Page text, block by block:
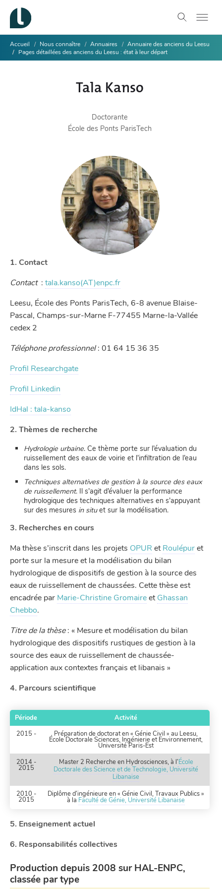
Accueil Nous connaître Annuaires
Annuaire des anciens du Leesu
Pages détaillées des anciens du Leesu : état à leur départ
Tala Kanso
Doctorante
École des Ponts ParisTech
1. Contact
Contact : tala.kanso(AT)enpc.fr
Leesu, École des Ponts ParisTech, 6-8 avenue Blaise-
Pascal, Champs-sur-Marne F-77455 Marne-la-Vallée
cedex 2
Téléphone professionnel: 01 64 15 36 35
Profil Researchgate
Profil Linkedin
IdHal : tala-kanso
2. Thèmes de recherche
Hydrologie urbaine. Ce thème porte sur l’évaluation du
ruissellement des eaux de voirie et l’infiltration de l’eau
dans les sols.
Techniques alternatives de gestion à la source des eaux
de ruissellement. Il s’agit d’évaluer la performance
hydrologique des techniques alternatives en s’appuyant
sur des mesures in situet sur la modélisation.
3. Recherches en cours
Ma thèse s’inscrit dans les projets OPUR etRoulépuret
porte sur la mesure et la modélisation du bilan
hydrologique de dispositifs de gestion à la source des
eaux de ruissellement de chaussées. Cette thèse est
encadrée par Marie-Christine GromaireetGhassan
Chebbo.
Titre de la thèse: « Mesure et modélisation du bilan
hydrologique des dispositifs rustiques de gestion à la
source des eaux de ruissellement de chaussée-
application aux contextes français et libanais »
4. Parcours scientifique
Période
Activité
2015 -
Préparation de doctorat en « Génie Civil » au Leesu,
École Doctorale Sciences, Ingénierie et Environnement,
Université Paris-Est
2014 -
2015
Master 2 Recherche en Hydrosciences, à l’École
Doctorale des Science et de Technologie, Université
Libanaise
2010 -
2015
Diplôme d’ingénieure en « Génie Civil, Travaux Publics »
à la Faculté de Génie, Université Libanaise
5. Enseignement actuel
6. Responsabilités collectives
Production depuis 2008 sur HAL-ENPC,
classée par type